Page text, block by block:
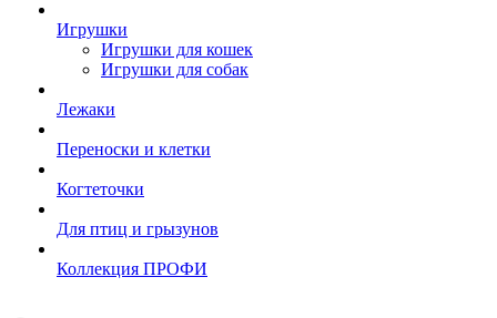
Игрушки
Игрушки для кошек
Игрушки для собак
Лежаки
Переноски и клетки
Когтеточки
Для птиц и грызунов
Коллекция ПРОФИ